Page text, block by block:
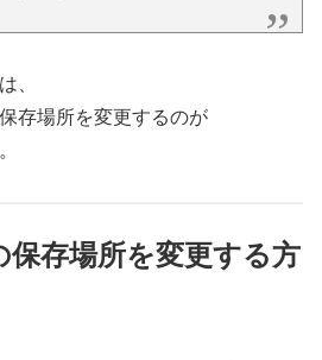
、
存場所を変更するのが
存場所を変更する方